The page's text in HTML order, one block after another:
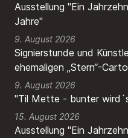
Ausstellung "Ein
Jahre"
9. August 2026
Signierstunde und
ehemaligen „Stern“-
9. August 2026
"Til Mette - bunter
15. August 2026
Ausstellung "Ein